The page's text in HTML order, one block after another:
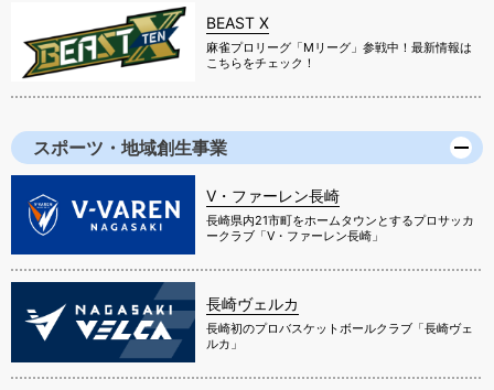
BEAST X
麻雀プロリーグ「Mリーグ」参戦中！最新情報は
こちらをチェック！
スポーツ・地域創生事業
V・ファーレン長崎
長崎県内21市町をホームタウンとするプロサッカ
ークラブ「V・ファーレン長崎」
長崎ヴェルカ
長崎初のプロバスケットボールクラブ「長崎ヴェ
ルカ」